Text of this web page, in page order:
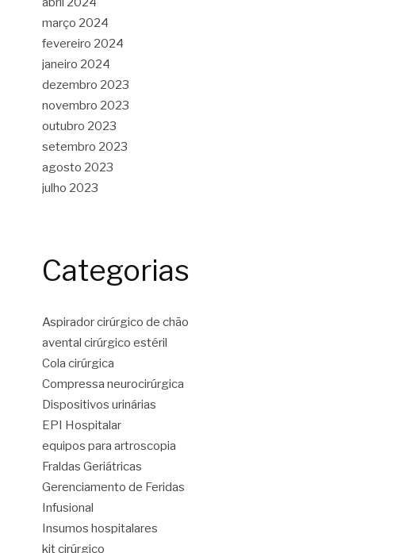
março 2024
fevereiro 2024
janeiro 2024
dezembro 2023
novembro 2023
outubro 2023
setembro 2023
agosto 2023
julho 2023
Categorias
Aspirador cirúrgico de chão
avental cirúrgico estéril
Cola cirúrgica
Compressa neurocirúrgica
Dispositivos urinárias
EPI Hospitalar
equipos para artroscopia
Fraldas Geriátricas
Gerenciamento de Feridas
Infusional
Insumos hospitalares
kit cirúrgico